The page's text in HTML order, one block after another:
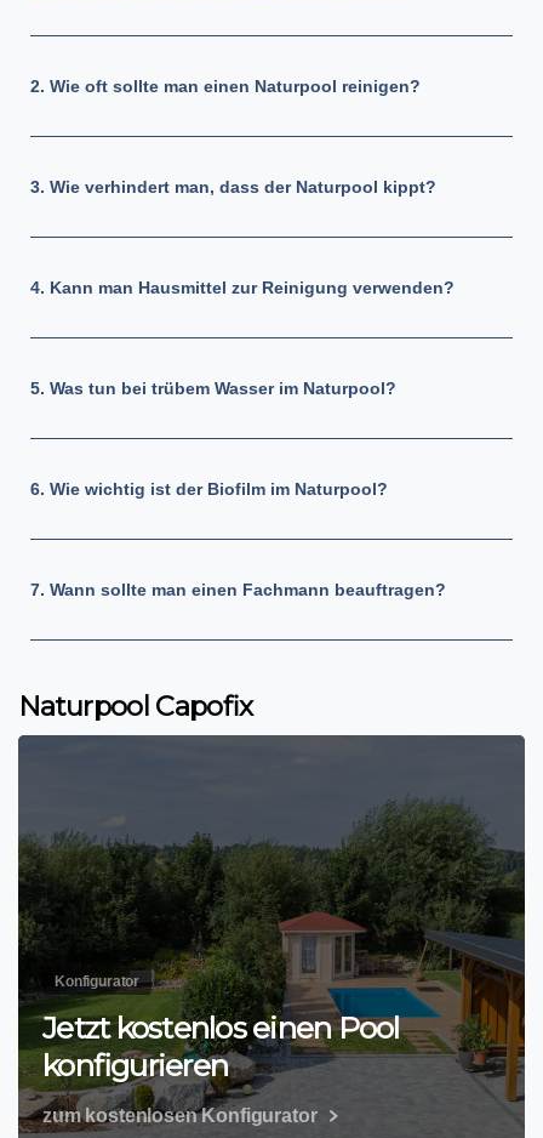
2. Wie oft sollte man einen Naturpool reinigen?
3. Wie verhindert man, dass der Naturpool kippt?
4. Kann man Hausmittel zur Reinigung verwenden?
5. Was tun bei trübem Wasser im Naturpool?
6. Wie wichtig ist der Biofilm im Naturpool?
7. Wann sollte man einen Fachmann beauftragen?
Naturpool Capofix
Konfigurator
Jetzt kostenlos einen Pool
konfigurieren
zum kostenlosen Konfigurator